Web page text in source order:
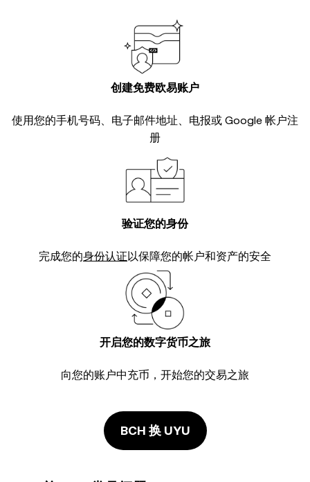
创建免费欧易账户
使用您的手机号码、电子邮件地址、电报或 Google 帐户注
册
验证您的身份
完成您的身份认证以保障您的帐户和资产的安全
开启您的数字货币之旅
向您的账户中充币，开始您的交易之旅
BCH 换 UYU